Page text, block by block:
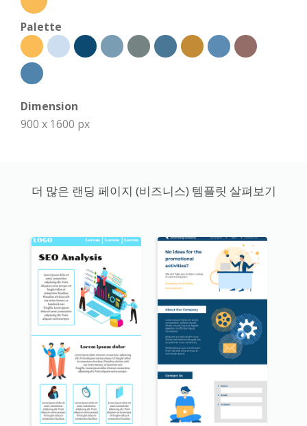
Palette
Dimension
900 x 1600 px
더 많은 랜딩 페이지 (비즈니스) 템플릿 살펴보기